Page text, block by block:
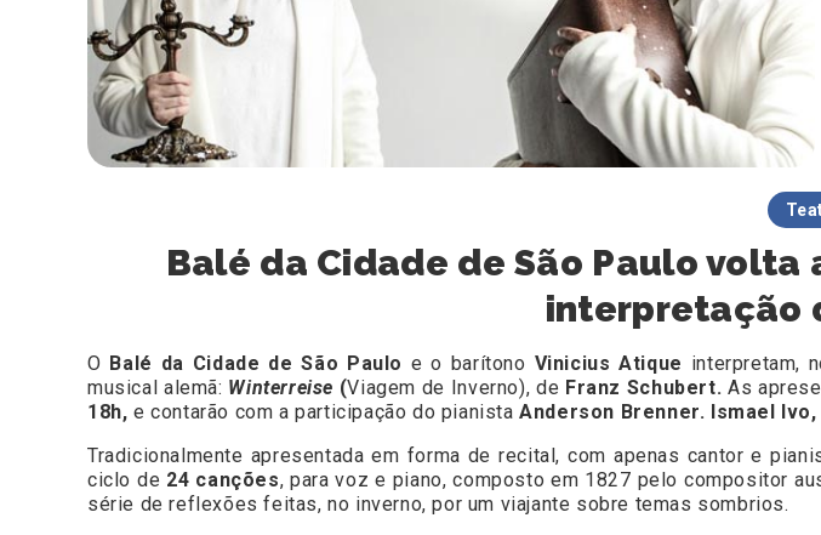
Balé da Cidade de São Paulo
interpretação
O Balé da Cidade de São Paulo e o barítono Vinicius Atique interpretam,
musical alemã: Winterreise (Viagem de Inverno), de Franz Schubert. As
18h, e contarão com a participação do pianistaAnderson Brenner. Ismael Ivo,
Tradicionalmente apresentada em forma de recital, com apenas cantor e
ciclo de 24 canções, para voz e piano, composto em 1827 pelo compositor
série de reflexões feitas, no inverno, por um viajante sobre temas sombrios.